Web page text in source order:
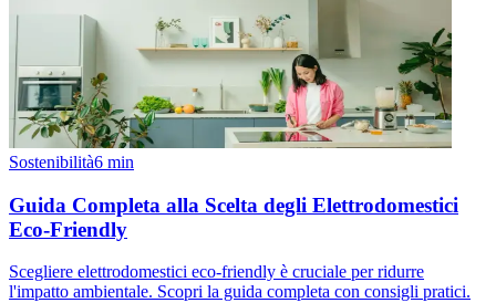
Sostenibilità6 min
Guida Completa alla Scelta degli Elettrodomestici
Eco-Friendly
Scegliere elettrodomestici eco-friendly è cruciale per ridurre
l'impatto ambientale. Scopri la guida completa con consigli pratici.